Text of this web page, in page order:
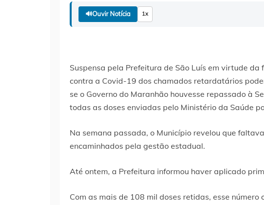
🔊Ouvir Notícia 1x
Suspensa pela Prefeitura de São Luís em virtude da
contra a Covid-19 dos chamados retardatários
se o Governo do Maranhão houvesse repassado à
todas as doses enviadas pelo Ministério da Saúde
Na semana passada, o Município revelou que
encaminhados pela gestão estadual.
Até ontem, a Prefeitura informou haver aplicado
Com as mais de 108 mil doses retidas, esse